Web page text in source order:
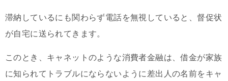
滞納しているにも関わらず電話を無視していると、督促状
が自宅に送られてきます。
このとき、キャネットのような消費者金融は、借金が家族
に知られてトラブルにならないように差出人の名前をキャ